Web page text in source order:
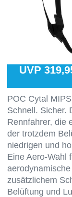
UVP
POC Cytal
Schnell. Sicher.
Rennfahrer, die
der trotzdem
niedrigen und
Eine Aero-Wahl
zusätzlichem
Belüftung und